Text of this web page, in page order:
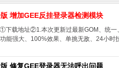
增加GEE反挂登录器检测模块
下载地址②1.本次更新过最新GOM、统
能强大、100%效果、单挑无敌、24小时
修复GEE登录器无法呼出问题